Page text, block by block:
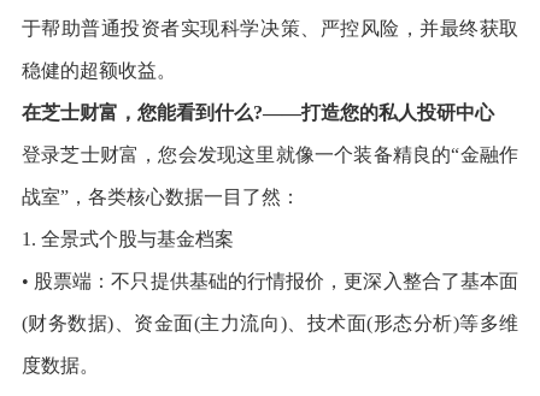
于帮助普通投资者实现科学决策、严控风险，并最终获取
稳健的超额收益。
在芝士财富，您能看到什么?——打造您的私人投研中心
登录芝士财富，您会发现这里就像一个装备精良的“金融作
战室”，各类核心数据一目了然：
1. 全景式个股与基金档案
• 股票端：不只提供基础的行情报价，更深入整合了基本面
(财务数据)、资金面(主力流向)、技术面(形态分析)等多维
度数据。